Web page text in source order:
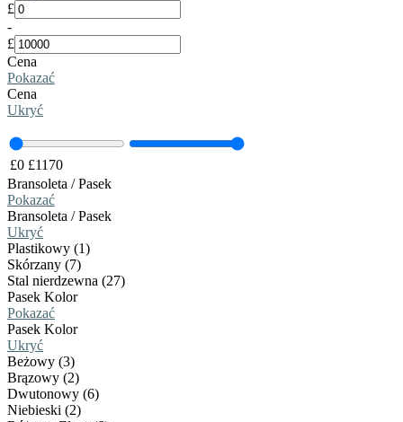
£
-
£
Cena
Pokazać
Cena
Ukryć
£0 £1170
Bransoleta / Pasek
Pokazać
Bransoleta / Pasek
Ukryć
Plastikowy (1)
Skórzany (7)
Stal nierdzewna (27)
Pasek Kolor
Pokazać
Pasek Kolor
Ukryć
Beżowy (3)
Brązowy (2)
Dwutonowy (6)
Niebieski (2)